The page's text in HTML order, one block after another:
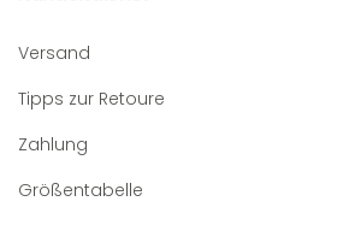
Versand
Tipps zur Retoure
Zahlung
Größentabelle